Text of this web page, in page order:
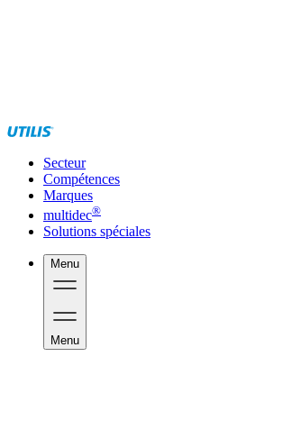
Secteur
Compétences
Marques
multidec®
Solutions spéciales
Menu
Menu